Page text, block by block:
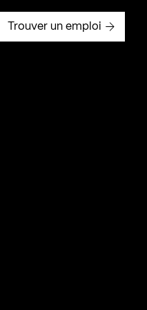
de recherche
de Kollectif
de Kollectif
Linkedin de Kollectif
Trouver un emploi